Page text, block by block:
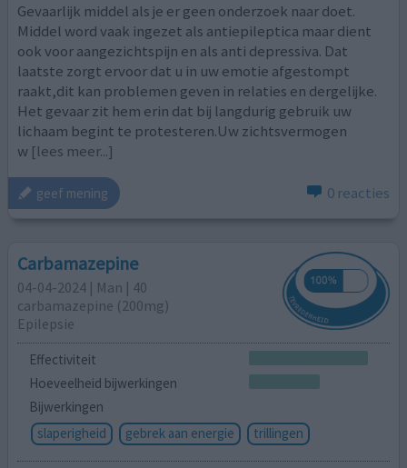
Gevaarlijk middel als je er geen onderzoek naar doet.
Middel word vaak ingezet als antiepileptica maar dient
ook voor aangezichtspijn en als anti depressiva. Dat
laatste zorgt ervoor dat u in uw emotie afgestompt
raakt,dit kan problemen geven in relaties en dergelijke.
Het gevaar zit hem erin dat bij langdurig gebruik uw
lichaam begint te protesteren.Uw zichtsvermogen
w [lees meer...]
geef mening 0 reacties
Carbamazepine
04-04-2024 | Man | 40
carbamazepine (200mg)
Epilepsie
Effectiviteit
Hoeveelheid bijwerkingen
Bijwerkingen
slaperigheid
gebrek aan energie trillingen